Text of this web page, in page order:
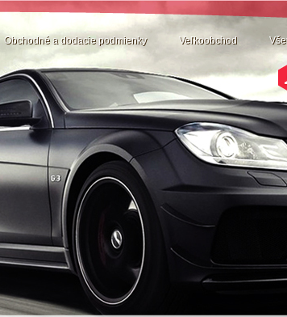
Obchodné a dodacie podmienky Veľkoobchod